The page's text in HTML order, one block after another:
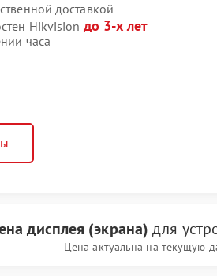
доставкой
Hikvision до 3-х лет
часа
дисплея (экрана) для
Цена актуальна на текущую